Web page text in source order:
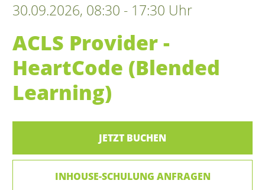
30.09.2026, 08:30 - 17:30 Uhr
ACLS Provider -
HeartCode (Blended
Learning)
JETZT BUCHEN
INHOUSE-SCHULUNG ANFRAGEN